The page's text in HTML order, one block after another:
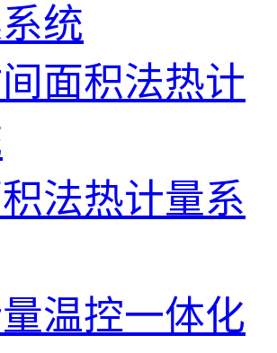
统
面积法热计
法热计量系
温控一体化